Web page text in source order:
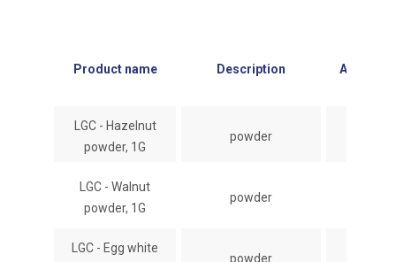
Product name Description Amount
LGC - Hazelnut
powder, 1G
powder
LGC - Walnut
powder, 1G
powder
LGC - Egg white
powder